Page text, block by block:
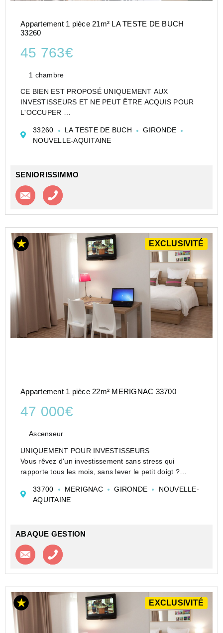
Appartement 1 pièce 21m² LA TESTE DE BUCH
33260
45 763€
1 chambre
CE BIEN EST PROPOSÉ UNIQUEMENT AUX
INVESTISSEURS ET NE PEUT ÊTRE ACQUIS POUR
L'OCCUPER
TOURISME DE TYPE T1 DE 21 M² À LA TESTE DE
BUCH - LES OCÉANIDES - GESTOCEANIDES
33260 LA TESTE DE BUCH
GIRONDE
NOUVELLE-AQUITAINE
SENIORISSIMMO
Contacter l'agence
EXCLUSIVITÉ
Appartement 1 pièce 22m² MERIGNAC 33700
47 000€
Ascenseur
UNIQUEMENT POUR INVESTISSEURS
Vous rêvez d'un investissement sans stress qui
rapporte tous les mois, sans lever le petit doigt ?
pépite qu'il vous faut !
Les atouts qui vont vous séduire ...
33700 MERIGNAC GIRONDE
NOUVELLE-
AQUITAINE
ABAQUE GESTION
Contacter l'agence
EXCLUSIVITÉ